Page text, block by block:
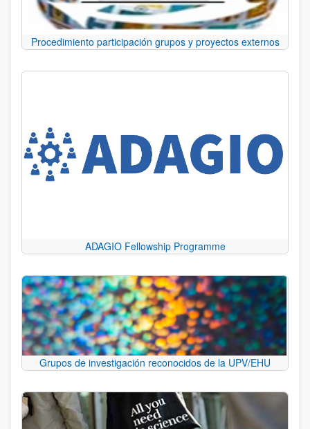
Procedimiento participación grupos y proyectos externos
ADAGIO Fellowship Programme
Grupos de investigación reconocidos de la UPV/EHU